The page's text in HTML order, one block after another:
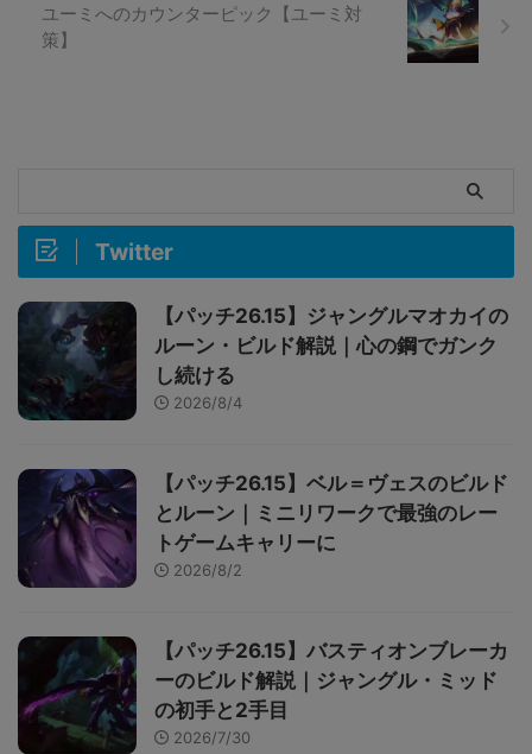
ユーミへのカウンターピック【ユーミ対
策】
Twitter
【パッチ26.15】ジャングルマオカイの
ルーン・ビルド解説｜心の鋼でガンク
し続ける
2026/8/4
【パッチ26.15】ベル＝ヴェスのビルド
とルーン｜ミニリワークで最強のレー
トゲームキャリーに
2026/8/2
【パッチ26.15】バスティオンブレーカ
ーのビルド解説｜ジャングル・ミッド
の初手と2手目
2026/7/30